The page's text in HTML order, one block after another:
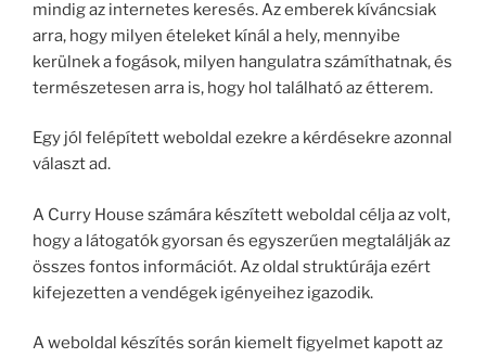
mindig az internetes keresés. Az emberek kíváncsiak
arra, hogy milyen ételeket kínál a hely, mennyibe
kerülnek a fogások, milyen hangulatra számíthatnak, és
természetesen arra is, hogy hol található az étterem.
Egy jól felépített weboldal ezekre a kérdésekre azonnal
választ ad.
A Curry House számára készített weboldal célja az volt,
hogy a látogatók gyorsan és egyszerűen megtalálják az
összes fontos információt. Az oldal struktúrája ezért
kifejezetten a vendégek igényeihez igazodik.
A weboldal készítés során kiemelt figyelmet kapott az